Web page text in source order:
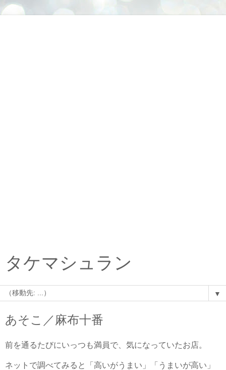
タケマシュラン
▼
あそこ／麻布十番
前を通るたびにいっつも満員で、気になっていたお店。
ネットで調べてみると「高いがうまい」「うまいが高い」